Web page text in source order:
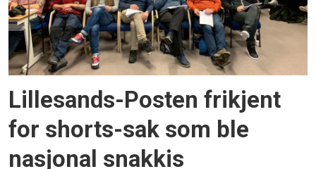
Lillesands-Posten frikjent
for shorts-sak som ble
nasjonal snakkis